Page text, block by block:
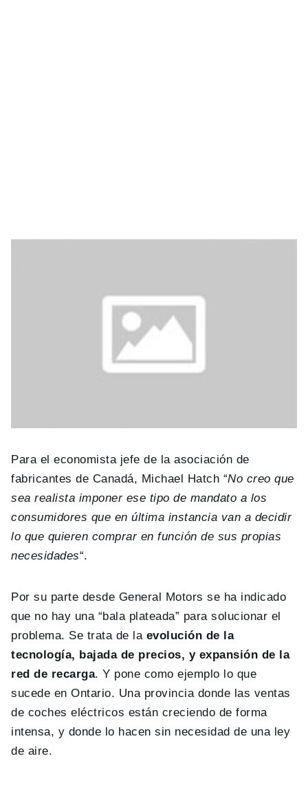
Para el economista jefe de la asociación de
fabricantes de Canadá, Michael Hatch “No creo que
sea realista imponer ese tipo de mandato a los
consumidores que en última instancia van a decidir
lo que quieren comprar en función de sus propias
necesidades“.
Por su parte desde General Motors se ha indicado
que no hay una “bala plateada” para solucionar el
problema. Se trata de la evolución de la
tecnología, bajada de precios, y expansión de la
red de recarga. Y pone como ejemplo lo que
sucede en Ontario. Una provincia donde las ventas
de coches eléctricos están creciendo de forma
intensa, y donde lo hacen sin necesidad de una ley
de aire.